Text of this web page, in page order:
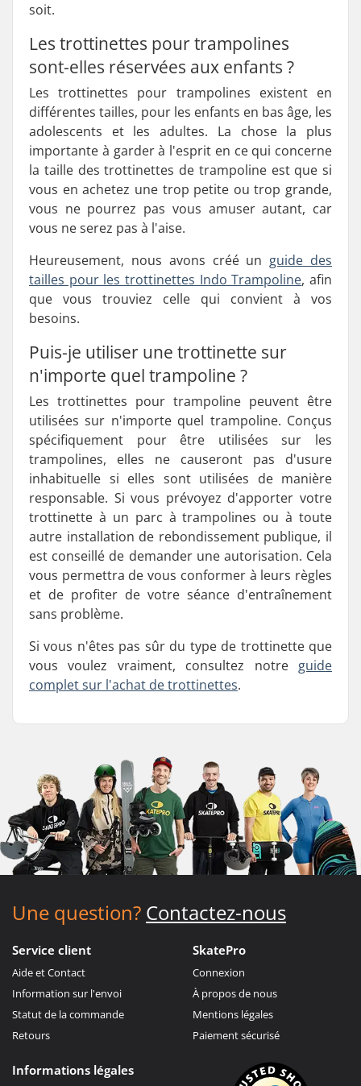
soit.
Les trottinettes pour trampolines
sont-elles réservées aux enfants ?
Les trottinettes pour trampolines existent en
différentes tailles, pour les enfants en bas âge, les
adolescents et les adultes. La chose la plus
importante à garder à l'esprit en ce qui concerne
la taille des trottinettes de trampoline est que si
vous en achetez une trop petite ou trop grande,
vous ne pourrez pas vous amuser autant, car
vous ne serez pas à l'aise.
Heureusement, nous avons créé un guide des
tailles pour les trottinettes Indo Trampoline, afin
que vous trouviez celle qui convient à vos
besoins.
Puis-je utiliser une trottinette sur
n'importe quel trampoline ?
Les trottinettes pour trampoline peuvent être
utilisées sur n'importe quel trampoline. Conçus
spécifiquement pour être utilisées sur les
trampolines, elles ne causeront pas d'usure
inhabituelle si elles sont utilisées de manière
responsable. Si vous prévoyez d'apporter votre
trottinette à un parc à trampolines ou à toute
autre installation de rebondissement publique, il
est conseillé de demander une autorisation. Cela
vous permettra de vous conformer à leurs règles
et de profiter de votre séance d'entraînement
sans problème.
Si vous n'êtes pas sûr du type de trottinette que
vous voulez vraiment, consultez notre guide
complet sur l'achat de trottinettes.
Une question? Contactez-nous
Service client
Aide et Contact
Information sur l'envoi
Statut de la commande
Retours
SkatePro
Connexion
À propos de nous
Mentions légales
Paiement sécurisé
Informations légales